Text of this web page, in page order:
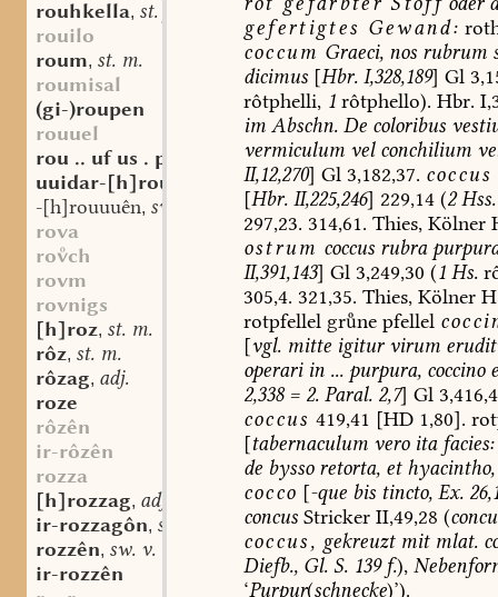
rouhkella, st. f.
rouilo
roum, st. m.
roumisal
(gi-)roupen
rouuel
rou .. uf us . piu
uuidar-[h]rouuuen
sw. v.
-[h]rouuuên, sw. v.
rova
roch
rovm
rovnigs
[h]roz, st. m.
rôz, st. m.
rôzag, adj.
roze
rôzên
ir-rôzên
rozza
[h]rozzag, adj.
ir-rozzagôn, sw. v.
rozzên, sw. v.
ir-rozzên
gefertigtes Gewand:
coccum Graeci,nosrubrum
dicimus[Hbr.I,328,189] Gl
rôtphelli, 1rôtphello). Hbr.
imAbschn.De coloribus
vermiculumvel conchilium
II,12,270] Gl3,182,37. coccus
[Hbr.II,225,246] 229,14(2Hss.
297,23. 314,61. Thies,Kölner
ostrum coccus rubra
II,391,143] Gl3,249,30 (1Hs.
305,4. 321,35. Thies,Kölner
rotpfellelgrnepfellel
[vgl.mitte igiturvirum
operariin...purpura, coccino
2,338=2.Paral.2,7] Gl
coccus 419,41 [HD1,80].
[tabernaculumveroitafacies:
debyssoretorta,et hyacintho,
cocco [-que bis tincto, Ex.
concusStrickerII,49,28 (
coccus, gekreuztmitmlat.
Diefb.,Gl.S.139f.),
‘Purpur(schnecke)’).